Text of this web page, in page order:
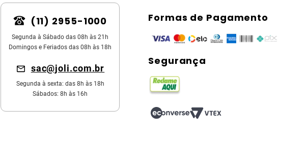
(11) 2955-1000
Segunda à Sábado das 08h às 21h
Domingos e Feriados das 08h às 18h
sac@joli.com.br
Segunda à sexta: das 8h às 18h
Sábados: 8h às 16h
Formas de Pagamento
Segurança